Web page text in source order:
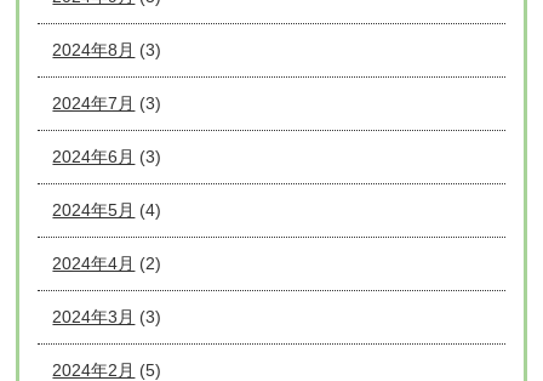
2024年8月 (3)
2024年7月 (3)
2024年6月 (3)
2024年5月 (4)
2024年4月 (2)
2024年3月 (3)
2024年2月 (5)